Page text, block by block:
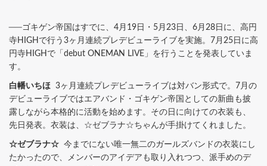
──ゴキゲン帝国はすでに、4月19日・5月23日、6月28日に、高円
寺HIGHで行う3ヶ月連続プレデビューライブを実施。7月25日に高
円寺HIGHで「debut ONEMAN LIVE」を行うことを発表していま
す。
白幡いちほ 3ヶ月連続プレデビューライブは対バン形式で。7月の
デビューライブではエアバンド・ゴキゲン帝国としての新曲も披
露しながら本格的に活動を始めます。その日に向けての衣装も、
先日発表。衣装は、☆ゼブラナ☆ちゃんが手掛けてくれました。
☆ゼブラナ☆ 今までにない唯一無二のガールズバンドの衣装にし
たかったので、メンバーのアイデアも取り入れつつ、派手めのデ